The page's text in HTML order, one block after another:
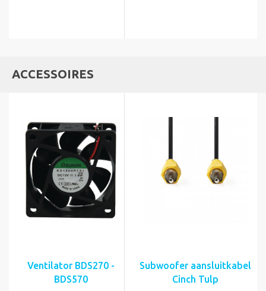
ACCESSOIRES
Ventilator BDS270 -
BDS570
Subwoofer aansluitkabel
Cinch Tulp